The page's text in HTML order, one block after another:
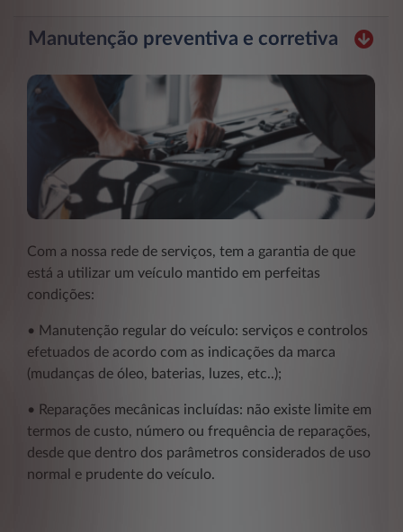
Manutenção preventiva e corretiva
Com a nossa rede de serviços, tem a garantia de que
está a utilizar um veículo mantido em perfeitas
condições:
• Manutenção regular do veículo: serviços e controlos
efetuados de acordo com as indicações da marca
(mudanças de óleo, baterias, luzes, etc..);
• Reparações mecânicas incluídas: não existe limite em
termos de custo, número ou frequência de reparações,
desde que dentro dos parâmetros considerados de uso
normal e prudente do veículo.